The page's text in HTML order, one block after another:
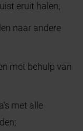
eruit halen;
naar andere
met behulp van
met alle